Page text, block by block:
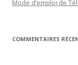
Mode d’emploi de
COMMENTAIRES